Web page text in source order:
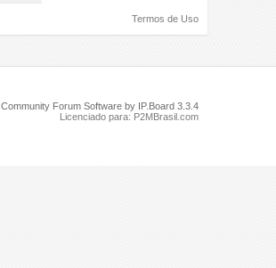
Termos de Uso
Community Forum Software by IP.Board 3.3.4
Licenciado para: P2MBrasil.com